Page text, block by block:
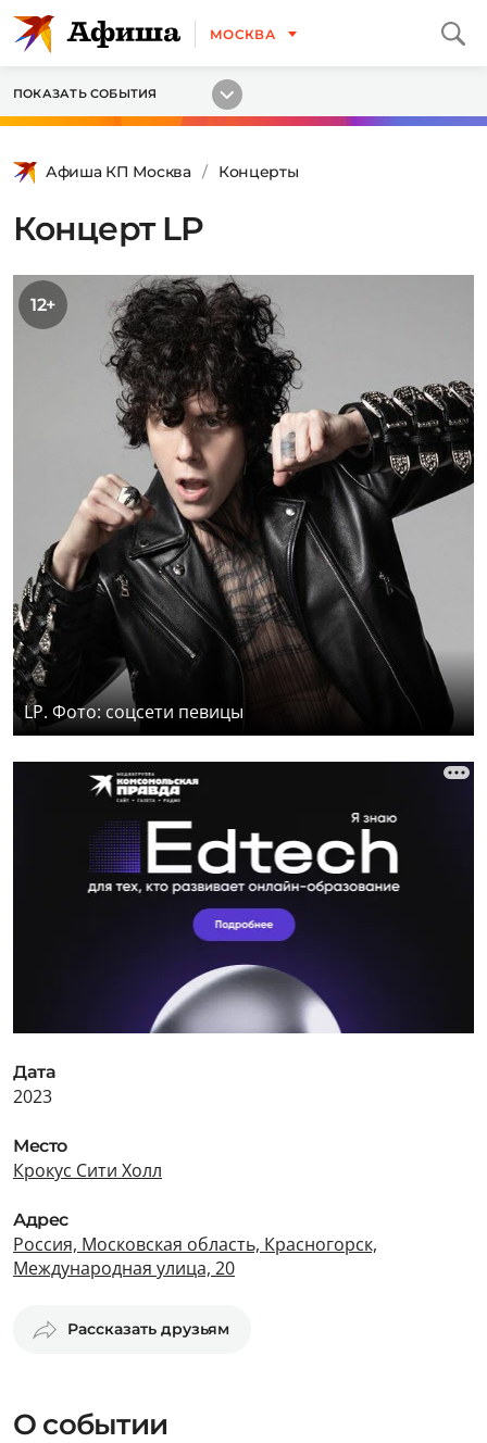
МОСКВА
ПОКАЗАТЬ СОБЫТИЯ
Афиша КП Москва Концерты
Концерт LP
12+
LP. Фото: соцсети певицы
Дата
2023
Место
Крокус Сити Холл
Адрес
Россия, Московская область, Красногорск,
Международная улица, 20
Рассказать друзьям
О событии